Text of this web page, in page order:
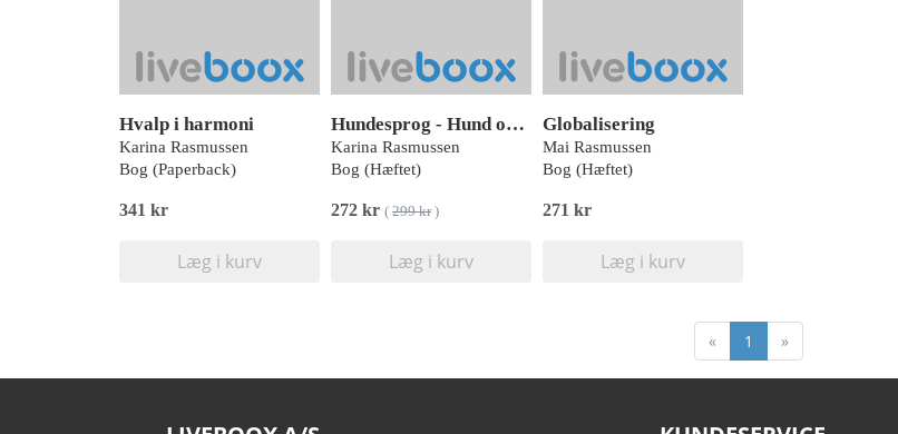
Hvalp i harmoni
Karina Rasmussen
Bog (Paperback)
341 kr
Læg i kurv
Hundesprog - Hund og hvalp i harmoni
Karina Rasmussen
Bog (Hæftet)
272 kr ( 299 kr)
Læg i kurv
Globalisering
Mai Rasmussen
Bog (Hæftet)
271 kr
Læg i kurv
« 1 »